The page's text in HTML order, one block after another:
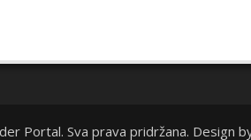
Portal. Sva prava pridržana. Design